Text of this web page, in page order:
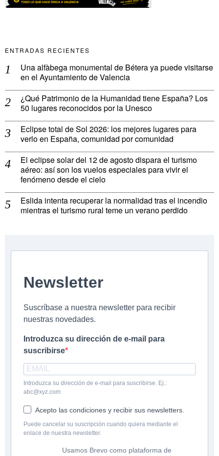
ENTRADAS RECIENTES
Una alfàbega monumental de Bétera ya puede visitarse
en el Ayuntamiento de Valencia
¿Qué Patrimonio de la Humanidad tiene España? Los
50 lugares reconocidos por la Unesco
Eclipse total de Sol 2026: los mejores lugares para
verlo en España, comunidad por comunidad
El eclipse solar del 12 de agosto dispara el turismo
aéreo: así son los vuelos especiales para vivir el
fenómeno desde el cielo
Eslida intenta recuperar la normalidad tras el incendio
mientras el turismo rural teme un verano perdido
Newsletter
Suscríbase a nuestra newsletter para recibir
nuestras novedades.
Introduzca su dirección de e-mail para
suscribirse
Introduzca su dirección de e-mail para suscribirse. Ej.:
abc@xyz.com
Acepto las condiciones y recibir sus newsletters.
Puede cancelar su suscripción cuando quiera mediante el
enlace de nuestra newsletter.
Usamos Brevo como plataforma de